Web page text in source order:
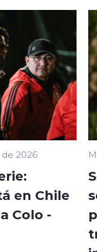
2026
en Chile
Colo -